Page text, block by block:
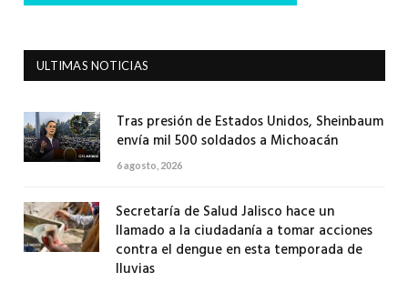
ULTIMAS NOTICIAS
Tras presión de Estados Unidos, Sheinbaum
envía mil 500 soldados a Michoacán
6 agosto, 2026
Secretaría de Salud Jalisco hace un
llamado a la ciudadanía a tomar acciones
contra el dengue en esta temporada de
lluvias